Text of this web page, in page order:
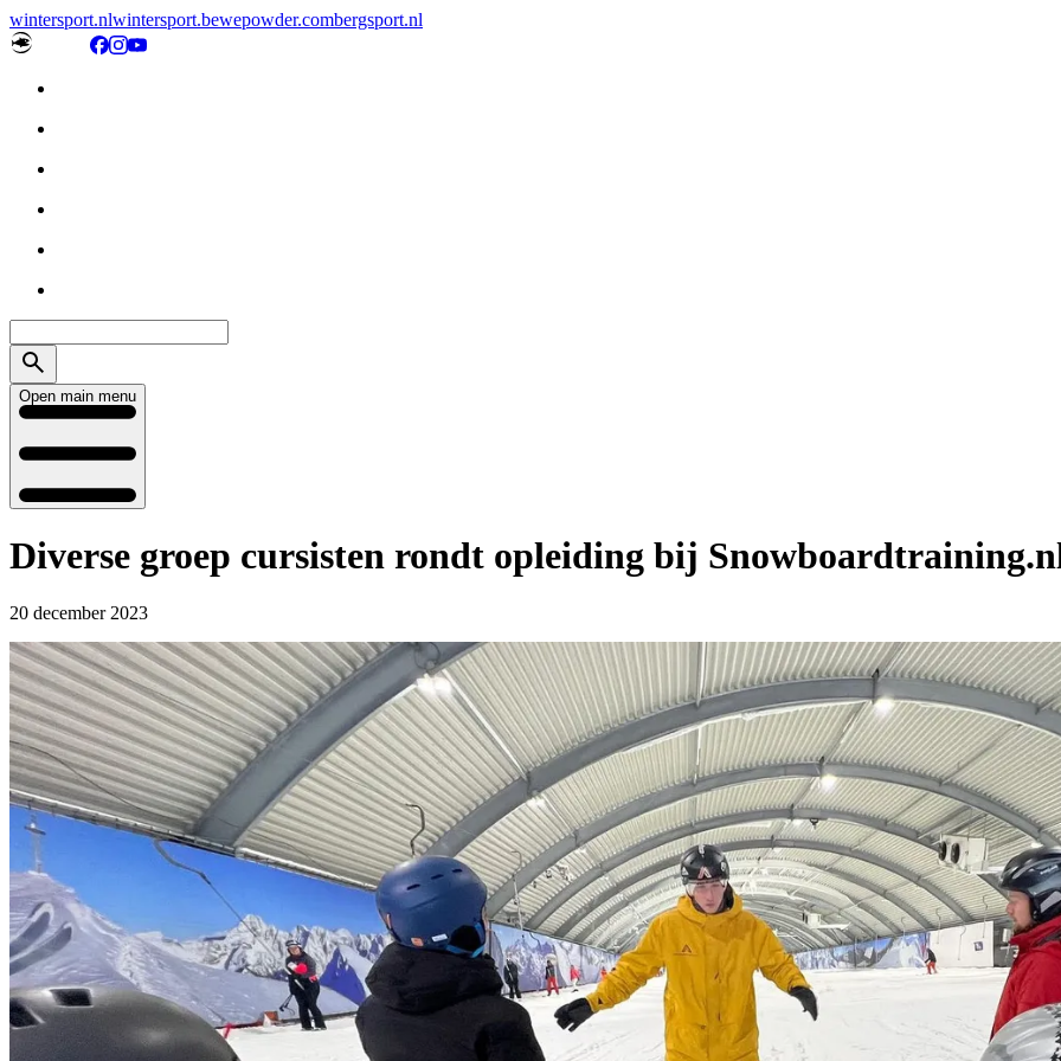
wintersport.nlwintersport.bewepowder.combergsport.nl
Open main menu
Diverse groep cursisten rondt opleiding bij
20 december 2023